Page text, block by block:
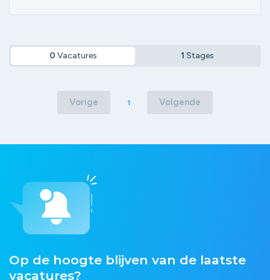
0 Vacatures 1 Stages
Vorige 1 Volgende
Op de hoogte blijven van de laatste
vacatures?